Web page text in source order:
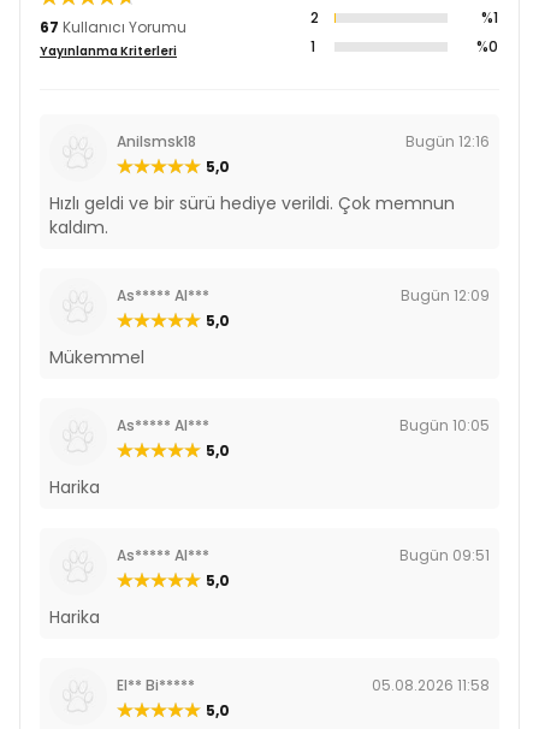
67 Kullanıcı Yorumu
Yayınlanma Kriterleri
2
%1
1
%0
Anilsmsk18
Bugün 12:16
5,0
Hızlı geldi ve bir sürü hediye verildi. Çok memnun
kaldım.
As***** Al***
Bugün 12:09
5,0
Mükemmel
As***** Al***
Bugün 10:05
5,0
Harika
As***** Al***
Bugün 09:51
5,0
Harika
El** Bi*****
05.08.2026 11:58
5,0